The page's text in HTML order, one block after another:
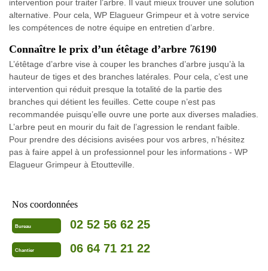
intervention pour traiter l’arbre. Il vaut mieux trouver une solution
alternative. Pour cela, WP Elagueur Grimpeur et à votre service
les compétences de notre équipe en entretien d’arbre.
Connaître le prix d’un étêtage d’arbre 76190
L’étêtage d’arbre vise à couper les branches d’arbre jusqu’à la
hauteur de tiges et des branches latérales. Pour cela, c’est une
intervention qui réduit presque la totalité de la partie des
branches qui détient les feuilles. Cette coupe n’est pas
recommandée puisqu’elle ouvre une porte aux diverses maladies.
L’arbre peut en mourir du fait de l’agression le rendant faible.
Pour prendre des décisions avisées pour vos arbres, n’hésitez
pas à faire appel à un professionnel pour les informations - WP
Elagueur Grimpeur à Etoutteville.
Nos coordonnées
Bureau 02 52 56 62 25
Chantier 06 64 71 21 22